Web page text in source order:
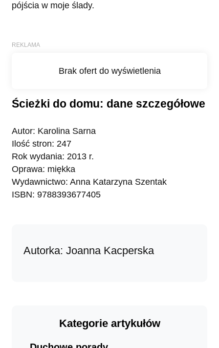
pójścia w moje ślady.
Ścieżki do domu: dane szczegółowe
Autor: Karolina Sarna
Ilość stron: 247
Rok wydania: 2013 r.
Oprawa: miękka
Wydawnictwo: Anna Katarzyna Szentak
ISBN: 9788393677405
Autorka: Joanna Kacperska
Kategorie artykułów